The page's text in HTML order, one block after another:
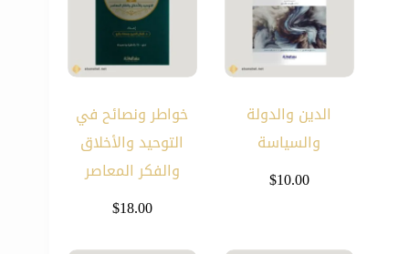
الدين والدولة
والسياسة
$10.00
خواطر ونصائح في
التوحيد والأخلاق
والفكر المعاصر
$18.00